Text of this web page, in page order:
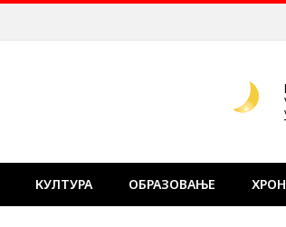
КУЛТУРА ОБРАЗОВАЊЕ